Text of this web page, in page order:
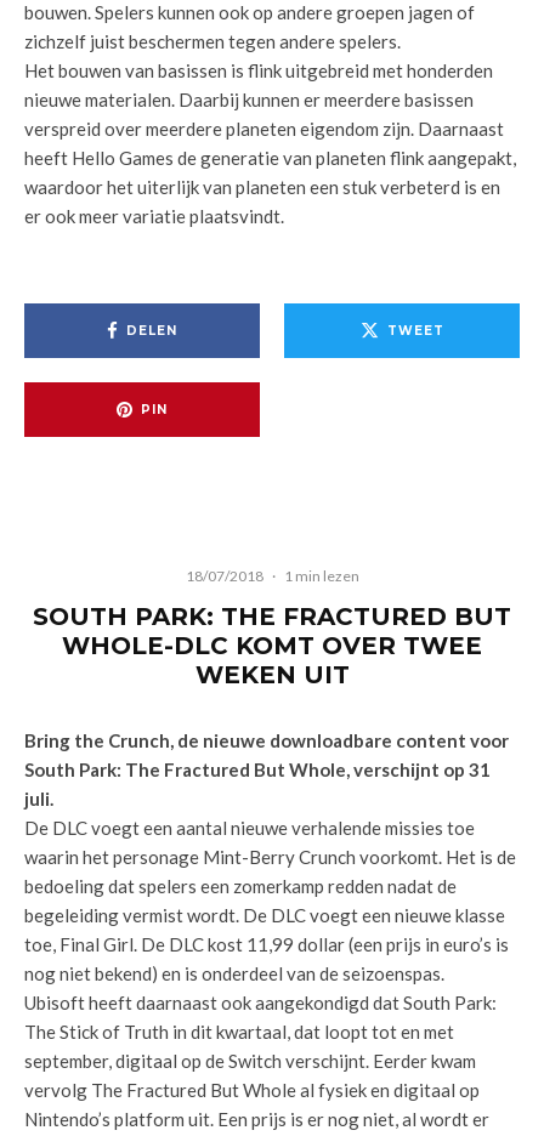
bouwen. Spelers kunnen ook op andere groepen jagen of
zichzelf juist beschermen tegen andere spelers.
Het bouwen van basissen is flink uitgebreid met honderden
nieuwe materialen. Daarbij kunnen er meerdere basissen
verspreid over meerdere planeten eigendom zijn. Daarnaast
heeft Hello Games de generatie van planeten flink aangepakt,
waardoor het uiterlijk van planeten een stuk verbeterd is en
er ook meer variatie plaatsvindt.
DELEN TWEET
PIN
18/07/2018 · 1 min lezen
SOUTH PARK: THE FRACTURED BUT
WHOLE-DLC KOMT OVER TWEE
WEKEN UIT
Bring the Crunch, de nieuwe downloadbare content voor
South Park: The Fractured But Whole, verschijnt op 31
juli.
De DLC voegt een aantal nieuwe verhalende missies toe
waarin het personage Mint-Berry Crunch voorkomt. Het is de
bedoeling dat spelers een zomerkamp redden nadat de
begeleiding vermist wordt. De DLC voegt een nieuwe klasse
toe, Final Girl. De DLC kost 11,99 dollar (een prijs in euro’s is
nog niet bekend) en is onderdeel van de seizoenspas.
Ubisoft heeft daarnaast ook aangekondigd dat South Park:
The Stick of Truth in dit kwartaal, dat loopt tot en met
september, digitaal op de Switch verschijnt. Eerder kwam
vervolg The Fractured But Whole al fysiek en digitaal op
Nintendo’s platform uit. Een prijs is er nog niet, al wordt er